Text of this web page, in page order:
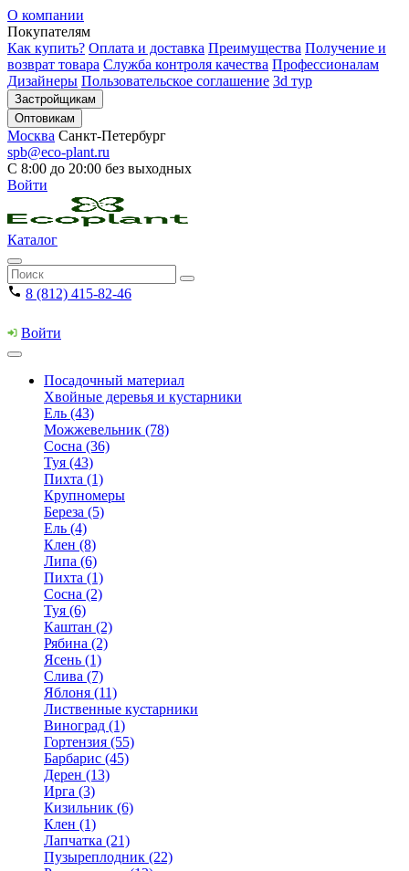
О компании
Покупателям
Как купить? Оплата и доставка Преимущества Получение и
возврат товара Служба контроля качества Профессионалам
Дизайнеры Пользовательское соглашение 3d тур
Застройщикам
Оптовикам
Москва Санкт-Петербург
spb@eco-plant.ru
С 8:00 до 20:00 без выходных
Войти
Каталог
8 (812) 415-82-46
Войти
Посадочный материал
Хвойные деревья и кустарники
Ель (43)
Можжевельник (78)
Сосна (36)
Туя (43)
Пихта (1)
Крупномеры
Береза (5)
Ель (4)
Клен (8)
Липа (6)
Пихта (1)
Сосна (2)
Туя (6)
Каштан (2)
Рябина (2)
Ясень (1)
Слива (7)
Яблоня (11)
Лиственные кустарники
Виноград (1)
Гортензия (55)
Барбарис (45)
Дерен (13)
Ирга (3)
Кизильник (6)
Клен (1)
Лапчатка (21)
Пузыреплодник (22)